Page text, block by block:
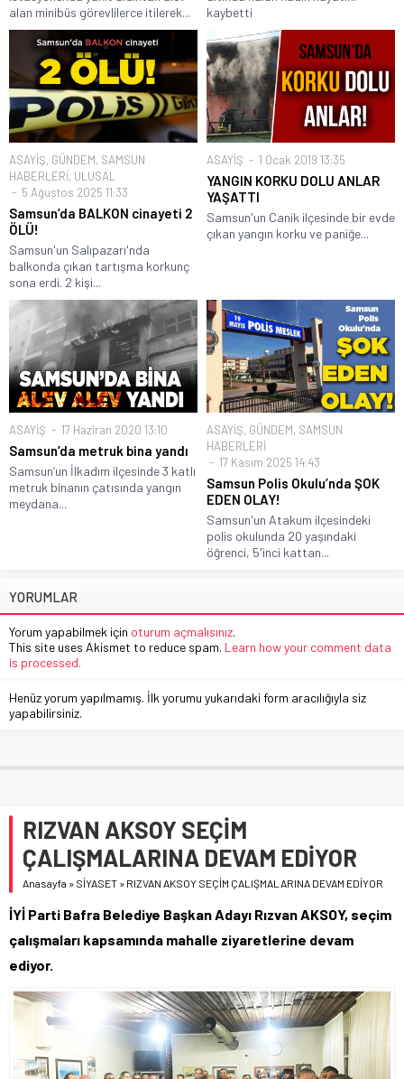
alan minibüs görevlilerce itilerek...
kaybetti
ASAYİŞ, GÜNDEM, SAMSUN
HABERLERİ, ULUSAL
5 Ağustos 2025 11:33
Samsun’da BALKON cinayeti 2
ÖLÜ!
Samsun'un Salıpazarı'nda
balkonda çıkan tartışma korkunç
sona erdi. 2 kişi...
ASAYİŞ 1 Ocak 2019 13:35
YANGIN KORKU DOLU ANLAR
YAŞATTI
Samsun'un Canik ilçesinde bir evde
çıkan yangın korku ve paniğe...
ASAYİŞ 17 Haziran 2020 13:10
Samsun’da metruk bina yandı
Samsun’un İlkadım ilçesinde 3 katlı
metruk binanın çatısında yangın
meydana...
ASAYİŞ, GÜNDEM, SAMSUN
HABERLERİ
17 Kasım 2025 14:43
Samsun Polis Okulu’nda ŞOK
EDEN OLAY!
Samsun'un Atakum ilçesindeki
polis okulunda 20 yaşındaki
öğrenci, 5'inci kattan...
YORUMLAR
Yorum yapabilmek için oturum açmalısınız.
This site uses Akismet to reduce spam. Learn how your comment data
is processed.
Henüz yorum yapılmamış. İlk yorumu yukarıdaki form aracılığıyla siz
yapabilirsiniz.
RIZVAN AKSOY SEÇİM
ÇALIŞMALARINA DEVAM EDİYOR
Anasayfa » SİYASET » RIZVAN AKSOY SEÇİM ÇALIŞMALARINA DEVAM EDİYOR
İYİ Parti Bafra Belediye Başkan Adayı Rızvan AKSOY, seçim
çalışmaları kapsamında mahalle ziyaretlerine devam
ediyor.